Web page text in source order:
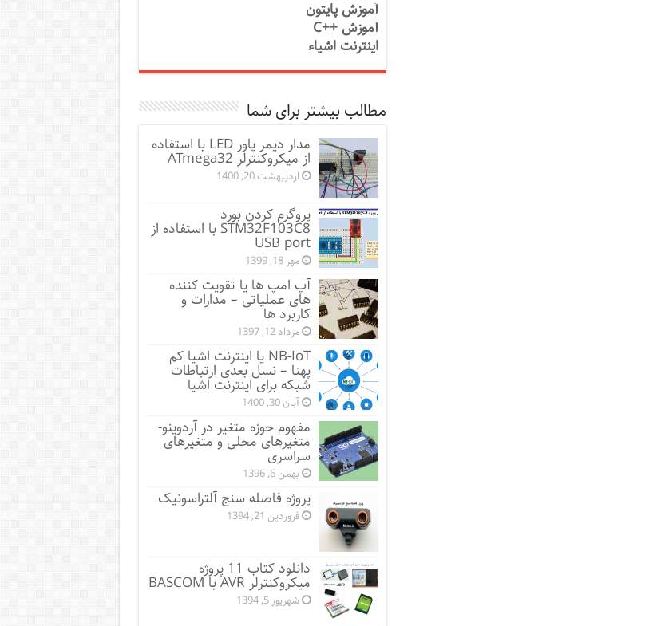
آموزش پایتون
آموزش ++C
اینترنت اشیاء
مطالب بیشتر برای شما
مدار دیمر پاور LED با استفاده
از میکروکنترلر ATmega32
اردیبهشت 20, 1400
پروگرم کردن بورد
STM32F103C8 با استفاده از
USB port
مهر 18, 1399
آپ امپ ها یا تقویت کننده
های عملیاتی – مدارات و
کاربرد ها
مرداد 12, 1397
NB-IoT یا اینترنت اشیا کم
پهنا – نسل بعدی ارتباطات
شبکه برای اینترنت اشیا
آبان 30, 1400
مفهوم حوزه متغیر در آردوینو-
متغیرهای محلی و متغیرهای
سراسری
بهمن 6, 1396
پروژه فاصله سنج آلتراسونیک
فروردین 21, 1394
دانلود کتاب 11 پروژه
میکروکنترلر AVR با BASCOM
شهریور 5, 1394